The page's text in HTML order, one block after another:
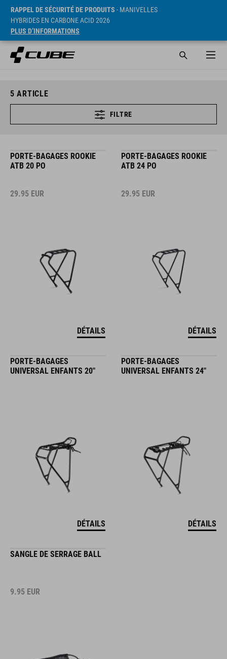
RAPPEL DE SÉCURITÉ DE PRODUITS - MANIVELLES
HYBRIDES EN CARBONE ACID 2026
PLUS D’INFORMATIONS
5 ARTICLE
FILTRE
PORTE-BAGAGES ROOKIE
ATB 20 PO
29.95 EUR
DÉTAILS
PORTE-BAGAGES ROOKIE
ATB 24 PO
29.95 EUR
DÉTAILS
PORTE-BAGAGES
UNIVERSAL ENFANTS 20"
DÉTAILS
PORTE-BAGAGES
UNIVERSAL ENFANTS 24"
DÉTAILS
SANGLE DE SERRAGE BALL
9.95 EUR